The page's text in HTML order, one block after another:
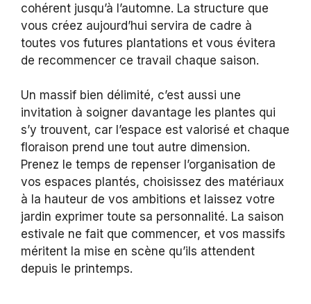
cohérent jusqu’à l’automne. La structure que
vous créez aujourd’hui servira de cadre à
toutes vos futures plantations et vous évitera
de recommencer ce travail chaque saison.
Un massif bien délimité, c’est aussi une
invitation à soigner davantage les plantes qui
s’y trouvent, car l’espace est valorisé et chaque
floraison prend une tout autre dimension.
Prenez le temps de repenser l’organisation de
vos espaces plantés, choisissez des matériaux
à la hauteur de vos ambitions et laissez votre
jardin exprimer toute sa personnalité. La saison
estivale ne fait que commencer, et vos massifs
méritent la mise en scène qu’ils attendent
depuis le printemps.